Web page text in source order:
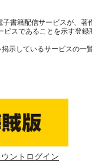
書籍配信サービスが、著
ビスであることを示す登録
示しているサービスの一
ントログイン